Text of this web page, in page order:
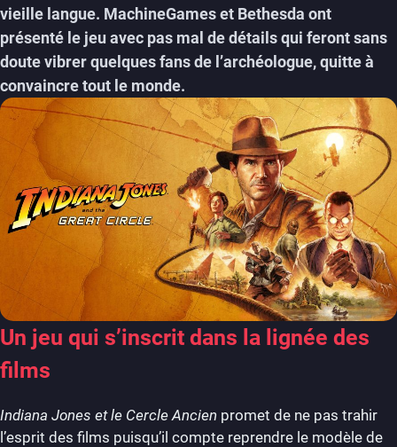
vieille langue. MachineGames et Bethesda ont
présenté le jeu avec pas mal de détails qui feront sans
doute vibrer quelques fans de l’archéologue, quitte à
convaincre tout le monde.
Un jeu qui s’inscrit dans la lignée des
films
Indiana Jones et le Cercle Ancien promet de ne pas trahir
l’esprit des films puisqu’il compte reprendre le modèle de